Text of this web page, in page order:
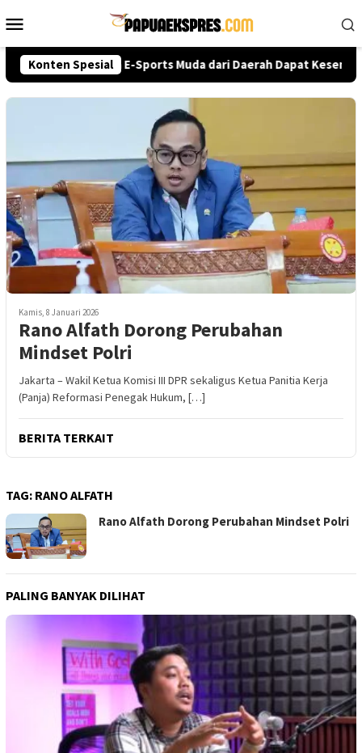
ke
Mobile
Konten Spesial
Cup 2026, Talenta E-Sports Muda dari Daerah Dapat
Kamis, 8 Januari 2026
Rano Alfath Dorong Perubahan
Mindset Polri
Jakarta – Wakil Ketua Komisi III DPR sekaligus Ketua Panitia Kerja
(Panja) Reformasi Penegak Hukum, […]
BERITA TERKAIT
TAG: RANO ALFATH
Rano Alfath Dorong Perubahan Mindset Polri
PALING BANYAK DILIHAT